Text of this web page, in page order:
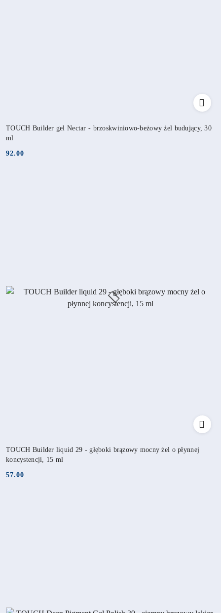
TOUCH Builder gel Nectar - brzoskwiniowo-beżowy żel budujący, 30
ml
Cena:
92.00
TOUCH Builder liquid 29 - głęboki brązowy mocny żel o płynnej
koncystencji, 15 ml
Cena:
57.00